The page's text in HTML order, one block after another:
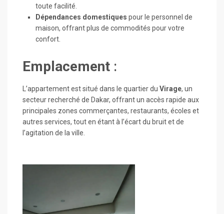
toute facilité.
Dépendances domestiques pour le personnel de
maison, offrant plus de commodités pour votre
confort.
Emplacement :
L’appartement est situé dans le quartier duVirage, un
secteur recherché de Dakar, offrant un accès rapide aux
principales zones commerçantes, restaurants, écoles et
autres services, tout en étant à l’écart du bruit et de
l’agitation de la ville.